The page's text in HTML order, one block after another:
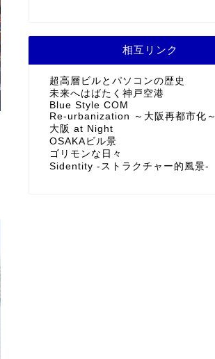
相互リンク
超高層ビルとパソコンの歴史
未来へはばたく神戸空港
Blue Style COM
Re-urbanization ～大阪再都市化～
大阪 at Night
OSAKAビル景
ゴリモンな日々
Sidentity -ストラクチャー的風景-